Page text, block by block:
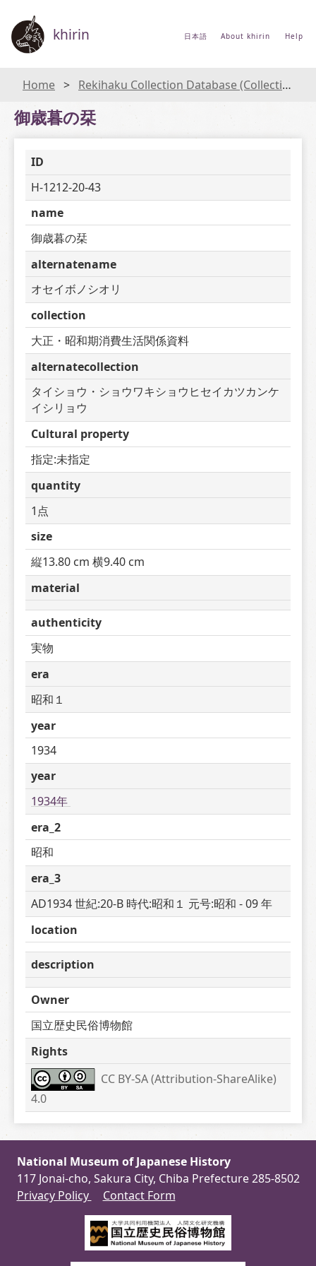
khirin 日本語 About khirin Help
Home Rekihaku Collection Database (Collections Database of the National Museum of Japanese History)
御歳暮の栞
ID
H-1212-20-43
name
御歳暮の栞
alternatename
オセイボノシオリ
collection
大正・昭和期消費生活関係資料
alternatecollection
タイショウ・ショウワキショウヒセイカツカンケ
イシリョウ
Cultural property
指定:未指定
quantity
1点
size
縦13.80 cm 横9.40 cm
material
authenticity
実物
era
昭和１
year
1934
year
1934年
era_2
昭和
era_3
AD1934 世紀:20-B 時代:昭和１ 元号:昭和 - 09 年
location
description
Owner
国立歴史民俗博物館
Rights
CC BY-SA (Attribution-ShareAlike)
4.0
National Museum of Japanese History
117 Jonai-cho, Sakura City, Chiba Prefecture 285-8502
Privacy Policy
Contact Form